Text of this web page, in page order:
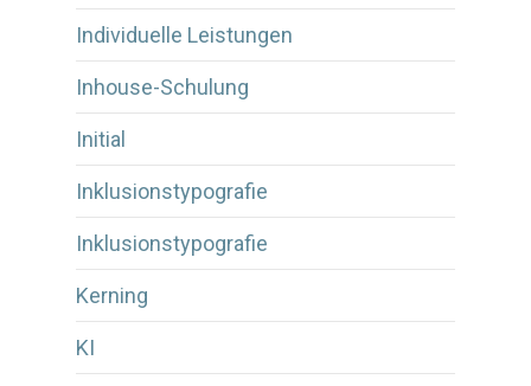
Individuelle Leistungen
Inhouse-Schulung
Initial
Inklusionstypografie
Inklusionstypografie
Kerning
KI